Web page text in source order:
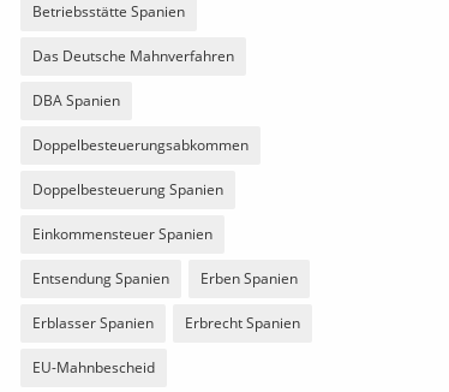
Betriebsstätte Spanien
Das Deutsche Mahnverfahren
DBA Spanien
Doppelbesteuerungsabkommen
Doppelbesteuerung Spanien
Einkommensteuer Spanien
Entsendung Spanien Erben Spanien
Erblasser Spanien Erbrecht Spanien
EU-Mahnbescheid